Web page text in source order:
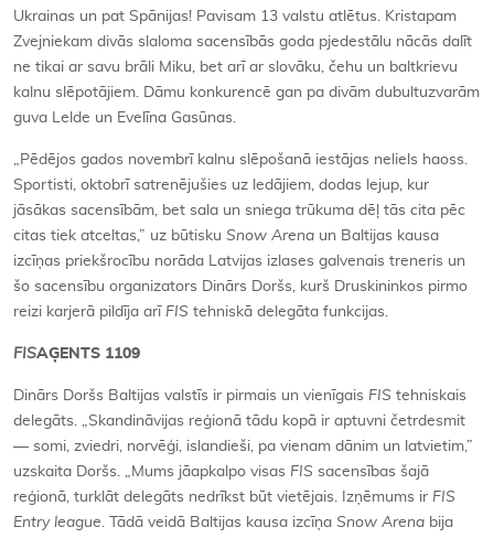
Ukrainas un pat Spānijas! Pavisam 13 valstu atlētus. Kristapam
Zvejniekam divās slaloma sacensībās goda pjedestālu nācās dalīt
ne tikai ar savu brāli Miku, bet arī ar slovāku, čehu un baltkrievu
kalnu slēpotājiem. Dāmu konkurencē gan pa divām dubultuzvarām
guva Lelde un Evelīna Gasūnas.
„Pēdējos gados novembrī kalnu slēpošanā iestājas neliels haoss.
Sportisti, oktobrī satrenējušies uz ledājiem, dodas lejup, kur
jāsākas sacensībām, bet sala un sniega trūkuma dēļ tās cita pēc
citas tiek atceltas,” uz būtisku Snow Arena un Baltijas kausa
izcīņas priekšrocību norāda Latvijas izlases galvenais treneris un
šo sacensību organizators Dinārs Doršs, kurš Druskininkos pirmo
reizi karjerā pildīja arī FIS tehniskā delegāta funkcijas.
FISAĢENTS 1109
Dinārs Doršs Baltijas valstīs ir pirmais un vienīgais FIS tehniskais
delegāts. „Skandināvijas reģionā tādu kopā ir aptuvni četrdesmit
— somi, zviedri, norvēģi, islandieši, pa vienam dānim un latvietim,”
uzskaita Doršs. „Mums jāapkalpo visas FIS sacensības šajā
reģionā, turklāt delegāts nedrīkst būt vietējais. Izņēmums ir FIS
Entry league. Tādā veidā Baltijas kausa izcīņa Snow Arena bija